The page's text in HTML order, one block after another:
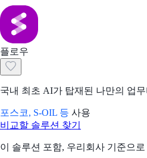
플로우
국내 최초 AI가 탑재된 나만의 업
포스코, S-OIL 등 사용
비교할 솔루션 찾기
이 솔루션 포함, 우리회사 기준으